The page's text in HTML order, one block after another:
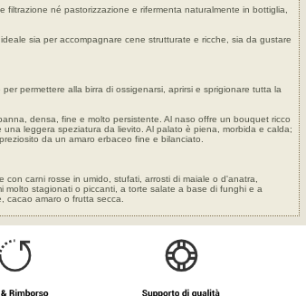
né pastorizzazione e rifermenta naturalmente in bottiglia,
sia per accompagnare cene strutturate e ricche, sia da gustare
permettere alla birra di ossigenarsi, aprirsi e sprigionare tutta la
densa, fine e molto persistente. Al naso offre un bouquet ricco
leggera speziatura da lievito. Al palato è piena, morbida e calda;
da un amaro erbaceo fine e bilanciato.
carni rosse in umido, stufati, arrosti di maiale o d'anatra,
stagionati o piccanti, a torte salate a base di funghi e a
cacao amaro o frutta secca.